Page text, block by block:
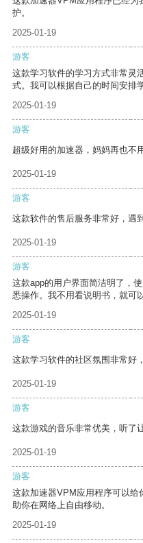
护。
2025-01-19
游客
这款学习软件的学习方式非常灵
式。我可以根据自己的时间安排
2025-01-19
游客
超级好用的加速器，妈妈再也不
2025-01-19
游客
这款软件的售后服务非常好，遇
2025-01-19
游客
这款app的用户界面简洁明了，
悉操作。我不用看说明书，就可
2025-01-19
游客
这款学习软件的社区氛围非常好
2025-01-19
游客
这款游戏的音乐非常优美，听了
2025-01-19
游客
这款加速器VPM应用程序可以
助你在网络上自由移动。
2025-01-19